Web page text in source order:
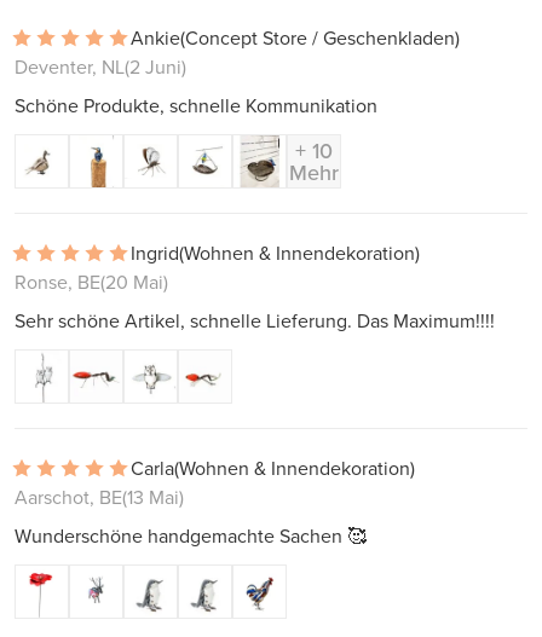
Ankie(Concept Store / Geschenkladen)
Deventer, NL(2 Juni)
Schöne Produkte, schnelle Kommunikation
+ 10
Mehr
Ingrid(Wohnen & Innendekoration)
Ronse, BE(20 Mai)
Sehr schöne Artikel, schnelle Lieferung. Das Maximum!!!!
Carla(Wohnen & Innendekoration)
Aarschot, BE(13 Mai)
Wunderschöne handgemachte Sachen 🥰